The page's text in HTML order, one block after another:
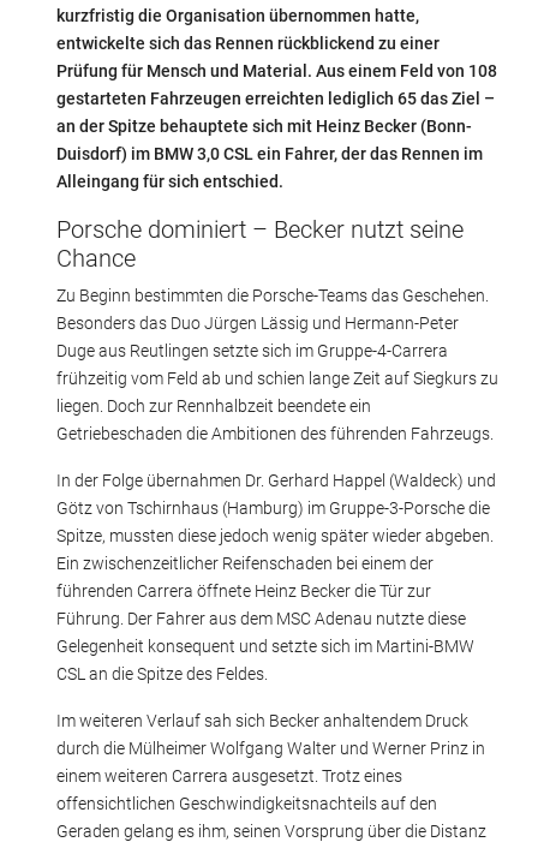
kurzfristig die Organisation übernommen hatte,
entwickelte sich das Rennen rückblickend zu einer
Prüfung für Mensch und Material. Aus einem Feld von 108
gestarteten Fahrzeugen erreichten lediglich 65 das Ziel –
an der Spitze behauptete sich mit Heinz Becker (Bonn-
Duisdorf) im BMW 3,0 CSL ein Fahrer, der das Rennen im
Alleingang für sich entschied.
Porsche dominiert – Becker nutzt seine
Chance
Zu Beginn bestimmten die Porsche-Teams das Geschehen.
Besonders das Duo Jürgen Lässig und Hermann-Peter
Duge aus Reutlingen setzte sich im Gruppe-4-Carrera
frühzeitig vom Feld ab und schien lange Zeit auf Siegkurs zu
liegen. Doch zur Rennhalbzeit beendete ein
Getriebeschaden die Ambitionen des führenden Fahrzeugs.
In der Folge übernahmen Dr. Gerhard Happel (Waldeck) und
Götz von Tschirnhaus (Hamburg) im Gruppe-3-Porsche die
Spitze, mussten diese jedoch wenig später wieder abgeben.
Ein zwischenzeitlicher Reifenschaden bei einem der
führenden Carrera öffnete Heinz Becker die Tür zur
Führung. Der Fahrer aus dem MSC Adenau nutzte diese
Gelegenheit konsequent und setzte sich im Martini-BMW
CSL an die Spitze des Feldes.
Im weiteren Verlauf sah sich Becker anhaltendem Druck
durch die Mülheimer Wolfgang Walter und Werner Prinz in
einem weiteren Carrera ausgesetzt. Trotz eines
offensichtlichen Geschwindigkeitsnachteils auf den
Geraden gelang es ihm, seinen Vorsprung über die Distanz